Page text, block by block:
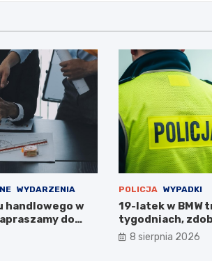
WYDARZENIA
handlowego w
do
POLICJA WYPADKI
19-latek w BMW
tygodniach,
karne w
8 sierpnia 2026